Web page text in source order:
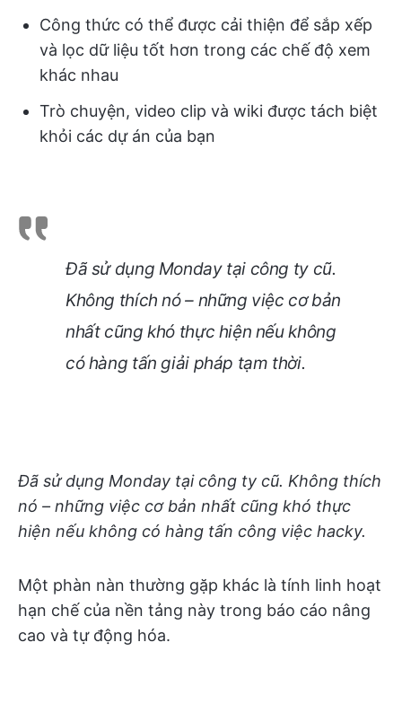
Công thức có thể được cải thiện để sắp xếp
và lọc dữ liệu tốt hơn trong các chế độ xem
khác nhau
Trò chuyện, video clip và wiki được tách biệt
khỏi các dự án của bạn
Đã sử dụng Monday tại công ty cũ.
Không thích nó – những việc cơ bản
nhất cũng khó thực hiện nếu không
có hàng tấn giải pháp tạm thời.
Đã sử dụng Monday tại công ty cũ. Không thích
nó – những việc cơ bản nhất cũng khó thực
hiện nếu không có hàng tấn công việc hacky.
Một phàn nàn thường gặp khác là tính linh hoạt
hạn chế của nền tảng này trong báo cáo nâng
cao và tự động hóa.